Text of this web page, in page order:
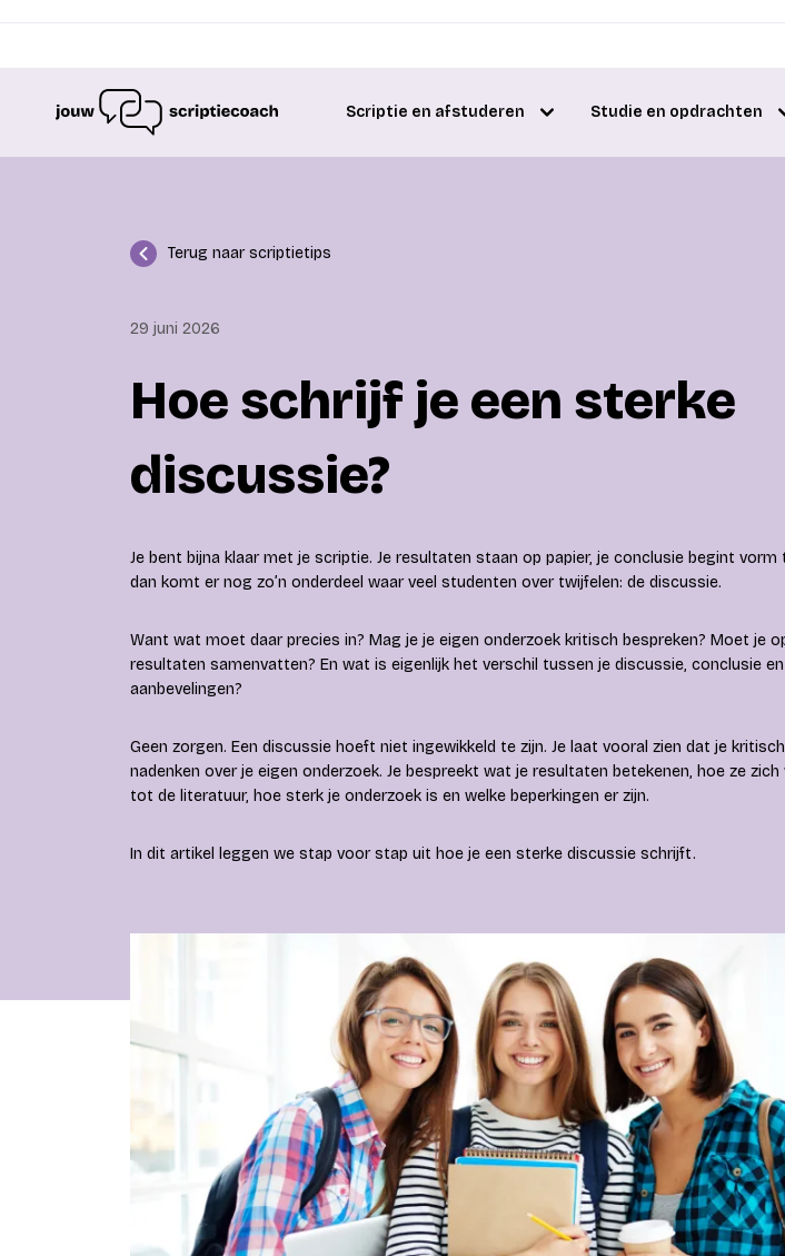
Scriptie en afstuderen Studie en opdrachten
Terug naar scriptietips
29 juni 2026
Hoe schrijf je een sterke
discussie?
Je bent bijna klaar met je scriptie. Je resultaten staan op papier, je conclusie begint vorm
dan komt er nog zo’n onderdeel waar veel studenten over twijfelen: de discussie.
Want wat moet daar precies in? Mag je je eigen onderzoek kritisch bespreken? Moet je
resultaten samenvatten? En wat is eigenlijk het verschil tussen je discussie, conclusie en
aanbevelingen?
Geen zorgen. Een discussie hoeft niet ingewikkeld te zijn. Je laat vooral zien dat je
nadenken over je eigen onderzoek. Je bespreekt wat je resultaten betekenen, hoe ze zich
tot de literatuur, hoe sterk je onderzoek is en welke beperkingen er zijn.
In dit artikel leggen we stap voor stap uit hoe je een sterke discussie schrijft.